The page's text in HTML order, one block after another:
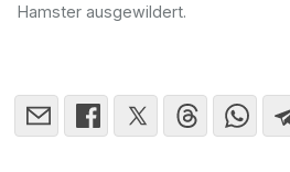
Hamster ausgewildert.